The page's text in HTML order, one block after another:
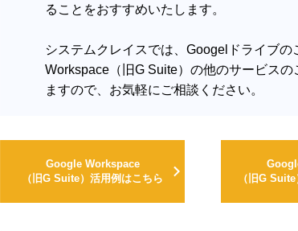
ることをおすすめいたします。
システムクレイスでは、Googelドライブ
Workspace（旧G Suite）の他のサービス
ますので、お気軽にご相談ください。
Google Workspace
（旧G Suite）活用例はこちら
（旧G